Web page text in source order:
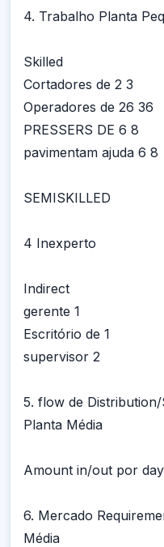
4. Trabalho Planta
Skilled
Cortadores de 2 3
Operadores de 26 36
PRESSERS DE 6 8
pavimentam ajuda 6 8
SEMISKILLED
4 Inexperto
Indirect
gerente 1
Escritório de 1
supervisor 2
5. flow de
Planta Média
Amount in/out por
6. Mercado
Média